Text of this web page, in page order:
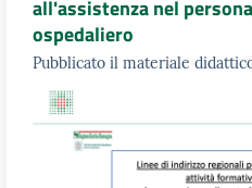
all'assistenza nel
ospedaliero
Pubblicato il materiale